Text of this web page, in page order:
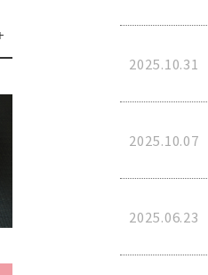
2025.10.31
2025.10.07
2025.06.23